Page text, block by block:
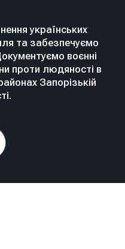
українських
та забезпечуємо
воєнні
проти людяності в
Запорізькій